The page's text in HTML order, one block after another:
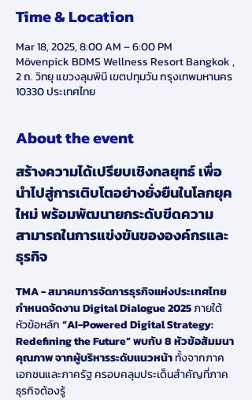
Time & Location
Mar 18, 2025, 8:00 AM – 6:00 PM
Mövenpick BDMS Wellness Resort Bangkok ,
2 ถ. วิทยุ แขวงลุมพินี เขตปทุมวัน กรุงเทพมหานคร
10330 ประเทศไทย
About the event
สร้างความได้เปรียบเชิงกลยุทธ์ เพื่อ
นำไปสู่การเติบโตอย่างยั่งยืนในโลกยุค
ใหม่ พร้อมพัฒนายกระดับขีดความ
สามารถในการแข่งขันขององค์กรและ
ธุรกิจ
TMA - สมาคมการจัดการธุรกิจแห่งประเทศไทย
กำหนดจัดงาน Digital Dialogue 2025 ภายใต้
หัวข้อหลัก “AI-Powered Digital Strategy:
Redefining the Future”พบกับ 8 หัวข้อสัมมนา
คุณภาพ จากผู้บริหารระดับแนวหน้า ทั้งจากภาค
เอกชนและภาครัฐ ครอบคลุมประเด็นสำคัญที่ภาค
ธุรกิจต้องรู้